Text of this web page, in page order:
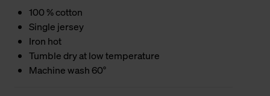
100 % cotton
Single jersey
Iron hot
Tumble dry at low temperature
Machine wash 60°